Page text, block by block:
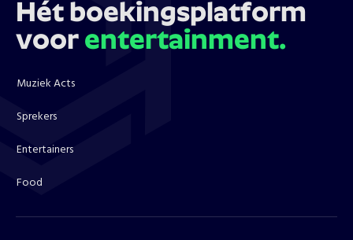
Hét boekingsplatform
voor entertainment.
Muziek Acts
Sprekers
Entertainers
Food